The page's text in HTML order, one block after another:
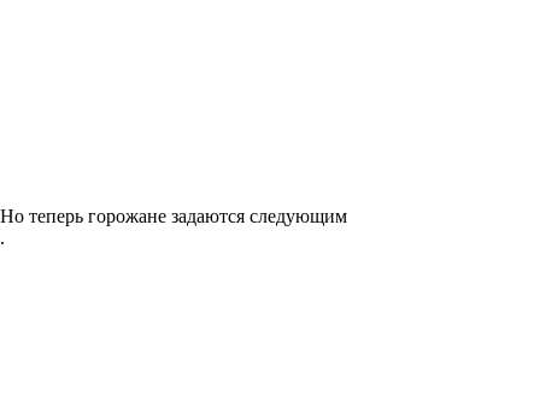
теперь горожане задаются следующим